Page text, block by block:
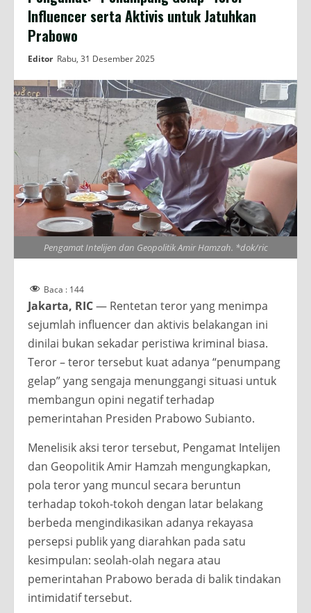
Influencer serta Aktivis untuk Jatuhkan
Prabowo
Editor Rabu, 31 Desember 2025
Pengamat Intelijen dan Geopolitik Amir Hamzah. *dok/ric
Baca : 144
Jakarta, RIC— Rentetan teror yang menimpa
sejumlah influencer dan aktivis belakangan ini
dinilai bukan sekadar peristiwa kriminal biasa.
Teror – teror tersebut kuat adanya “penumpang
gelap” yang sengaja menunggangi situasi untuk
membangun opini negatif terhadap
pemerintahan Presiden Prabowo Subianto.
Menelisik aksi teror tersebut, Pengamat Intelijen
dan Geopolitik Amir Hamzah mengungkapkan,
pola teror yang muncul secara beruntun
terhadap tokoh-tokoh dengan latar belakang
berbeda mengindikasikan adanya rekayasa
persepsi publik yang diarahkan pada satu
kesimpulan: seolah-olah negara atau
pemerintahan Prabowo berada di balik tindakan
intimidatif tersebut.